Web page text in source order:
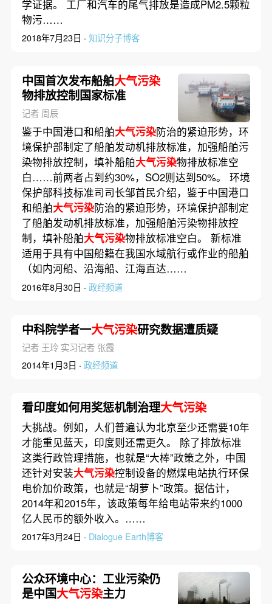
学证据。 工厂和汽车的尾气排放是造成PM2.5颗粒
物污……
2018年7月23日 · 知识分子博客
中国首次发布船舶大气污染
物排放控制国家标准
记者 周辰
鉴于中国港口和船舶大气污染防治的紧迫形势，环
境保护部制定了船舶发动机排放标准，加强船舶污
染物排放控制，填补船舶大气污染物排放标准空
白……前两者占到约30%，SO2则达到50%。 环境
保护部科技标准司司长邹首民介绍，鉴于中国港口
和船舶大气污染防治的紧迫形势，环境保护部制定
了船舶发动机排放标准，加强船舶污染物排放控
制，填补船舶大气污染物排放标准空白。 新标准
适用于具有中国船籍在我国水域航行或作业的船舶
（如内河船、沿海船、江海直达……
2016年8月30日 · 政经频道
中科院学者一大气污染研究数据遭质疑
记者 王玲 实习记者 张霞
2014年1月3日 · 政经频道
看印度如何用奖惩机制治理大气污染
大挑战。例如，人们普遍认为北京至少还需要10年
才能重见蓝天，印度则还需更久。 除了排放标准
这类行政管理措施，也就是“大棒”政策之外，中国
还针对安装大气污染控制设备的燃煤电站执行环保
电价加价政策，也就是“胡萝卜”政策。据估计，
2014年和2015年，该政策每年给电站带来约1000
亿人民币的额外收入。……
2017年3月24日 · Dialogue Earth博客
公众环境中心：工业污染仍
是中国大气污染主力